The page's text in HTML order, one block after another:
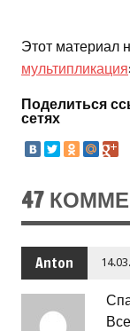
Этот материал
мультипликация
Поделиться
сетях
47
Anton